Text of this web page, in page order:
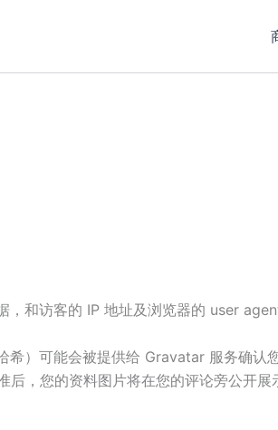
和访客的 IP 地址及浏览器的 user
）可能会被提供给 Gravatar 服务确认
后，您的资料图片将在您的评论旁公开展